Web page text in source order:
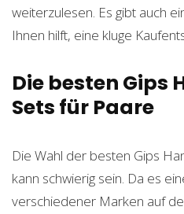
weiterzulesen. Es gibt auch
Ihnen hilft, eine kluge
Die besten
Sets für Paare
Die Wahl der besten Gips
kann schwierig sein. Da es
verschiedener Marken auf